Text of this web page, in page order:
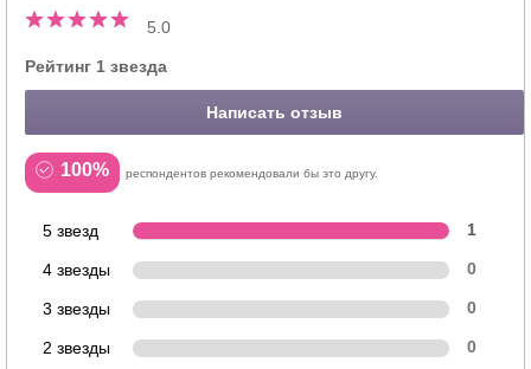
5.0
Рейтинг 1 звезда
Написать отзыв
100% респондентов рекомендовали бы это другу.
5 звезд 1
4 звезды 0
3 звезды 0
2 звезды 0